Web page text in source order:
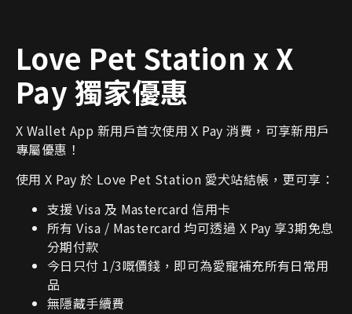
Love Pet Station x X
Pay獨家優惠
X Wallet App 新用戶首次使用 X Pay 消費，可享新用戶
專屬優惠！
使用 X Pay 於 Love Pet Station 愛犬站結帳，更可享：
支援 Visa 及 Mastercard 信用卡
所有 Visa / Mastercard 均可透過 X Pay 享3期免息
分期付款
今日只付 1/3嘅價錢，即可為愛寵補充所有日常用
品
無隱藏手續費